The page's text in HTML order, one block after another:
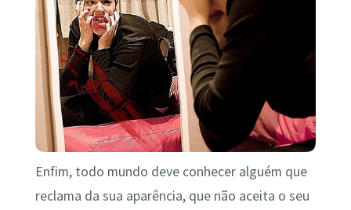
Enfim, todo mundo deve conhecer alguém que
reclama da sua aparência, que não aceita o seu